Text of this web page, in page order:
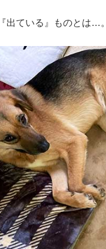
出ている』ものとは…。